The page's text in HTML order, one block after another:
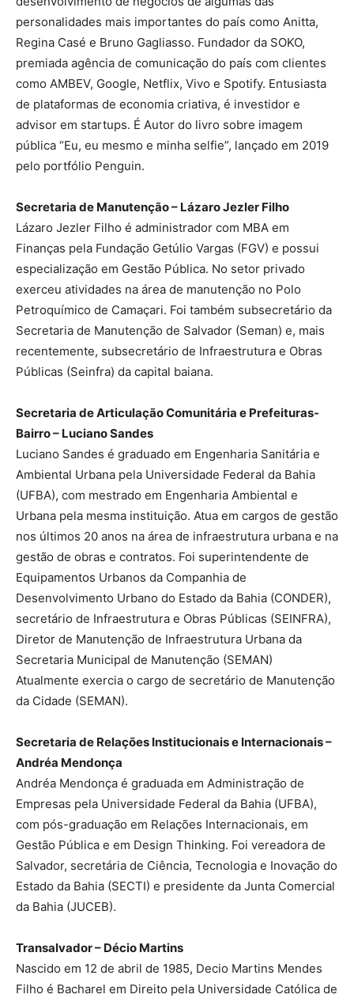
personalidades mais importantes do país como Anitta,
Regina Casé e Bruno Gagliasso. Fundador da SOKO,
premiada agência de comunicação do país com clientes
como AMBEV, Google, Netflix, Vivo e Spotify. Entusiasta
de plataformas de economia criativa, é investidor e
advisor em startups. É Autor do livro sobre imagem
pública “Eu, eu mesmo e minha selfie”, lançado em 2019
pelo portfólio Penguin.
Secretaria de Manutenção – Lázaro Jezler Filho
Lázaro Jezler Filho é administrador com MBA em
Finanças pela Fundação Getúlio Vargas (FGV) e possui
especialização em Gestão Pública. No setor privado
exerceu atividades na área de manutenção no Polo
Petroquímico de Camaçari. Foi também subsecretário da
Secretaria de Manutenção de Salvador (Seman) e, mais
recentemente, subsecretário de Infraestrutura e Obras
Públicas (Seinfra) da capital baiana.
Secretaria de Articulação Comunitária e Prefeituras-
Bairro – Luciano Sandes
Luciano Sandes é graduado em Engenharia Sanitária e
Ambiental Urbana pela Universidade Federal da Bahia
(UFBA), com mestrado em Engenharia Ambiental e
Urbana pela mesma instituição. Atua em cargos de gestão
nos últimos 20 anos na área de infraestrutura urbana e na
gestão de obras e contratos. Foi superintendente de
Equipamentos Urbanos da Companhia de
Desenvolvimento Urbano do Estado da Bahia (CONDER),
secretário de Infraestrutura e Obras Públicas (SEINFRA),
Diretor de Manutenção de Infraestrutura Urbana da
Secretaria Municipal de Manutenção (SEMAN)
Atualmente exercia o cargo de secretário de Manutenção
da Cidade (SEMAN).
Secretaria de Relações Institucionais e Internacionais –
Andréa Mendonça
Andréa Mendonça é graduada em Administração de
Empresas pela Universidade Federal da Bahia (UFBA),
com pós-graduação em Relações Internacionais, em
Gestão Pública e em Design Thinking. Foi vereadora de
Salvador, secretária de Ciência, Tecnologia e Inovação do
Estado da Bahia (SECTI) e presidente da Junta Comercial
da Bahia (JUCEB).
Transalvador – Décio Martins
Nascido em 12 de abril de 1985, Decio Martins Mendes
Filho é Bacharel em Direito pela Universidade Católica de